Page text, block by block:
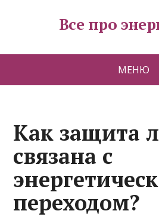
Все про
МЕНЮ
Как защита
связана с
переходом?